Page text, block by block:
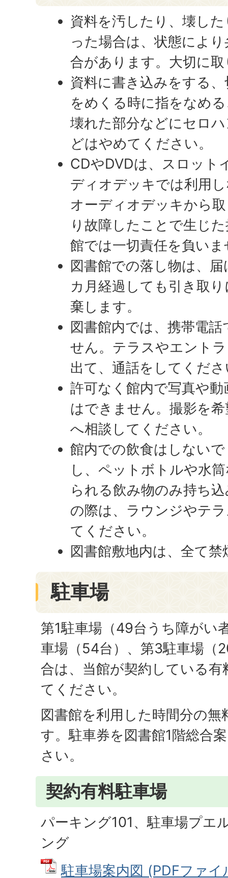
資料を汚したり、壊し
った場合は、状態によ
合があります。大切に
資料に書き込みをする
をめくる時に指をなめ
壊れた部分などにセロ
どはやめてください。
CDやDVDは、スロット
ディオデッキでは利用
オーディオデッキから
り故障したことで生じ
館では一切責任を負い
図書館での落し物は、
カ月経過しても引き取
棄します。
図書館内では、携帯電
せん。テラスやエント
出て、通話をしてくだ
許可なく館内で写真や
はできません。撮影を
へ相談してください。
館内での飲食はしない
し、ペットボトルや水
られる飲み物のみ持ち
の際は、ラウンジやテ
てください。
図書館敷地内は、全て禁
駐車場
第1駐車場（49台うち障がい
車場（54台）、第3駐車場（
合は、当館が契約している有
てください。
図書館を利用した時間分の無
す。駐車券を図書館1階総合
さい。
契約有料駐車場
パーキング101、駐車場プエ
ング
駐車場案内図 (PDFファイ